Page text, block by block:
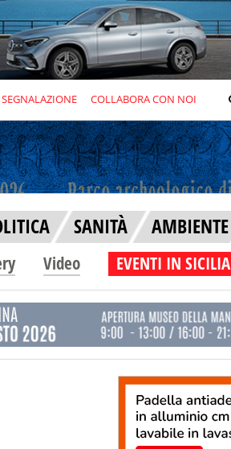
COLLABORA CON NOI
SANITÀ AMBIENTE
Video EVENTI IN SICILIA